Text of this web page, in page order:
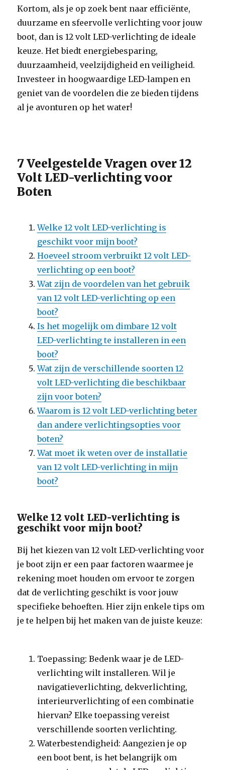
Kortom, als je op zoek bent naar efficiënte,
duurzame en sfeervolle verlichting voor jouw
boot, dan is 12 volt LED-verlichting de ideale
keuze. Het biedt energiebesparing,
duurzaamheid, veelzijdigheid en veiligheid.
Investeer in hoogwaardige LED-lampen en
geniet van de voordelen die ze bieden tijdens
al je avonturen op het water!
7 Veelgestelde Vragen over 12
Volt LED-verlichting voor
Boten
Welke 12 volt LED-verlichting is
geschikt voor mijn boot?
Hoeveel stroom verbruikt 12 volt LED-
verlichting op een boot?
Wat zijn de voordelen van het gebruik
van 12 volt LED-verlichting op een
boot?
Is het mogelijk om dimbare 12 volt
LED-verlichting te installeren in een
boot?
Wat zijn de verschillende soorten 12
volt LED-verlichting die beschikbaar
zijn voor boten?
Waarom is 12 volt LED-verlichting beter
dan andere verlichtingsopties voor
boten?
Wat moet ik weten over de installatie
van 12 volt LED-verlichting in mijn
boot?
Welke 12 volt LED-verlichting is
geschikt voor mijn boot?
Bij het kiezen van 12 volt LED-verlichting voor
je boot zijn er een paar factoren waarmee je
rekening moet houden om ervoor te zorgen
dat de verlichting geschikt is voor jouw
specifieke behoeften. Hier zijn enkele tips om
je te helpen bij het maken van de juiste keuze:
Toepassing: Bedenk waar je de LED-
verlichting wilt installeren. Wil je
navigatieverlichting, dekverlichting,
interieurverlichting of een combinatie
hiervan? Elke toepassing vereist
verschillende soorten verlichting.
Waterbestendigheid: Aangezien je op
een boot bent, is het belangrijk om